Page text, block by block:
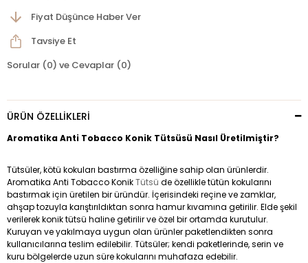
Fiyat Düşünce Haber Ver
Tavsiye Et
Sorular (0) ve Cevaplar (0)
ÜRÜN ÖZELLIKLERI
Aromatika Anti Tobacco Konik Tütsüsü Nasıl Üretilmiştir?
Tütsüler, kötü kokuları bastırma özelliğine sahip olan ürünlerdir.
Aromatika Anti Tobacco KonikTütsü de özellikle tütün kokularını
bastırmak için üretilen bir üründür. İçerisindeki reçine ve zamklar,
ahşap tozuyla karıştırıldıktan sonra hamur kıvamına getirilir. Elde şekil
verilerek konik tütsü haline getirilir ve özel bir ortamda kurutulur.
Kuruyan ve yakılmaya uygun olan ürünler paketlendikten sonra
kullanıcılarına teslim edilebilir. Tütsüler; kendi paketlerinde, serin ve
kuru bölgelerde uzun süre kokularını muhafaza edebilir.